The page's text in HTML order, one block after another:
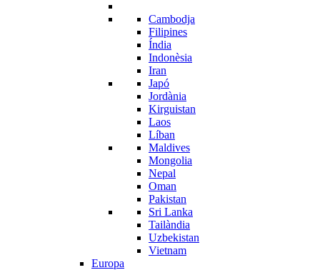
Cambodja
Filipines
Índia
Indonèsia
Iran
Japó
Jordània
Kirguistan
Laos
Líban
Maldives
Mongolia
Nepal
Oman
Pakistan
Sri Lanka
Tailàndia
Uzbekistan
Vietnam
Europa